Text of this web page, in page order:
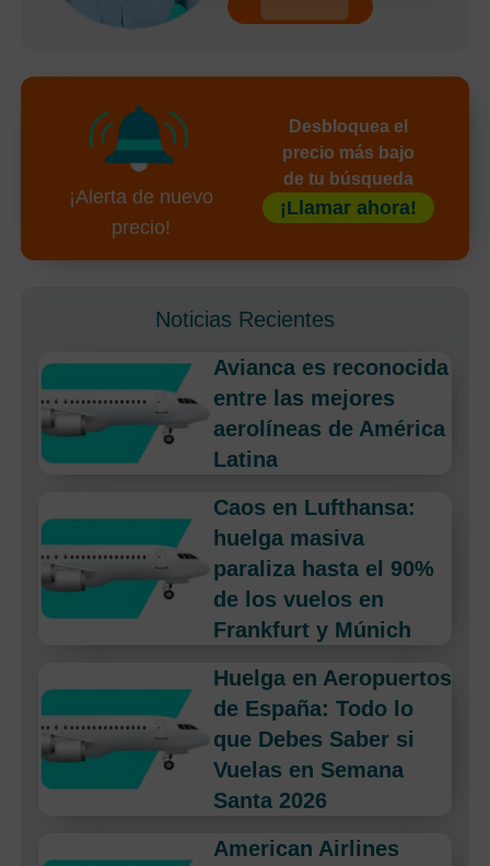
¡Alerta de nuevo
precio!
Desbloquea el
precio más bajo
de tu búsqueda
¡Llamar ahora!
Noticias Recientes
Avianca es reconocida
entre las mejores
aerolíneas de América
Latina
Caos en Lufthansa:
huelga masiva
paraliza hasta el 90%
de los vuelos en
Frankfurt y Múnich
Huelga en Aeropuertos
de España: Todo lo
que Debes Saber si
Vuelas en Semana
Santa 2026
American Airlines